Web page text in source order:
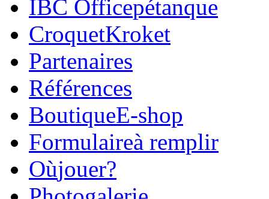
IBC Officepétanque
CroquetKroket
Partenaires
Références
BoutiqueE-shop
Formulaireà remplir
Oùjouer?